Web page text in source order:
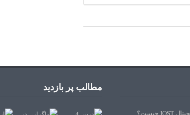
ارز دیجیتال IOST چیست؟
مطالب پر بازدید